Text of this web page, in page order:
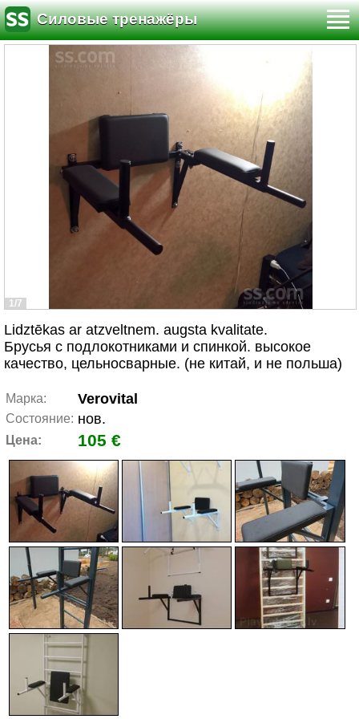
Силовые тренажёры
1/7
Lidztēkas ar atzveltnem. augsta kvalitate.
Брусья с подлокотниками и спинкой. высокое
качество, цельносварные. (не китай, и не польша)
Марка: Verovital
Состояние: нов.
Цена: 105 €